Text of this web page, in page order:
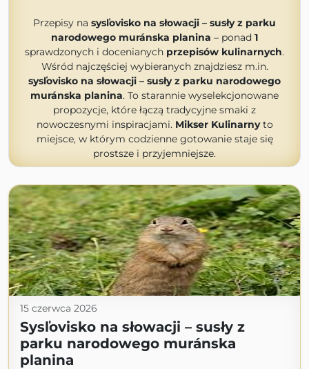
Przepisy na sysľovisko na słowacji – susły z parku
narodowego muránska planina – ponad 1
sprawdzonych i docenianych przepisów kulinarnych.
Wśród najczęściej wybieranych znajdziesz m.in.
sysľovisko na słowacji – susły z parku narodowego
muránska planina. To starannie wyselekcjonowane
propozycje, które łączą tradycyjne smaki z
nowoczesnymi inspiracjami. Mikser Kulinarnyto
miejsce, w którym codzienne gotowanie staje się
prostsze i przyjemniejsze.
15 czerwca 2026
Sysľovisko na słowacji – susły z
parku narodowego muránska
planina